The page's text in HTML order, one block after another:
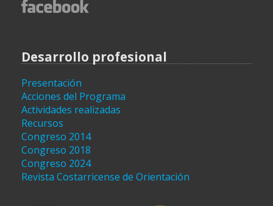
Desarrollo profesional
Presentación
Acciones del Programa
Actividades realizadas
Recursos
Congreso 2014
Congreso 2018
Congreso 2024
Revista Costarricense de Orientación